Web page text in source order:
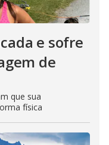
e sofre
de
que sua
física